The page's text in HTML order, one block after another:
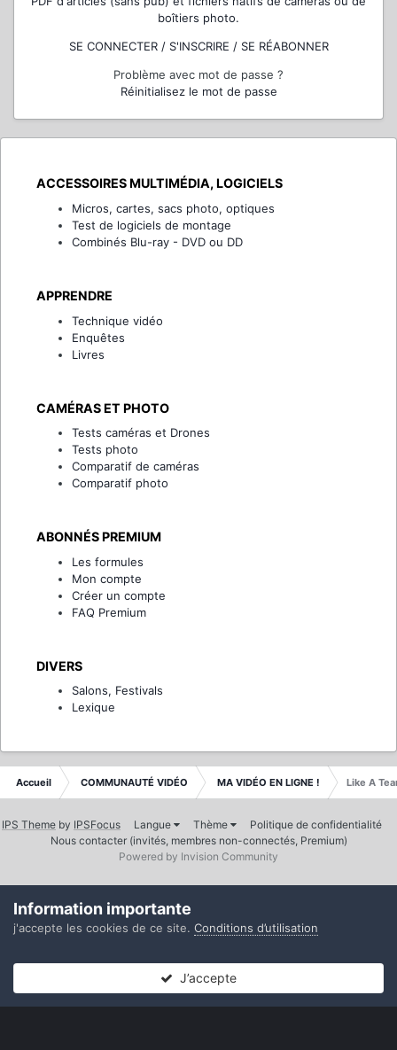
boîtiers photo.
SE CONNECTER / S'INSCRIRE / SE RÉABONNER
Problème avec mot de passe ?
Réinitialisez le mot de passe
ACCESSOIRES MULTIMÉDIA, LOGICIELS
Micros, cartes, sacs photo, optiques
Test de logiciels de montage
Combinés Blu-ray - DVD ou DD
APPRENDRE
Technique vidéo
Enquêtes
Livres
CAMÉRAS ET PHOTO
Tests caméras et Drones
Tests photo
Comparatif de caméras
Comparatif photo
ABONNÉS PREMIUM
Les formules
Mon compte
Créer un compte
FAQ Premium
DIVERS
Salons, Festivals
Lexique
Accueil COMMUNAUTÉ VIDÉO MA VIDÉO EN LIGNE ! Like A
IPS Theme by IPSFocus Langue Thème
Politique de confidentialité
Nous contacter (invités, membres non-connectés, Premium)
Powered by Invision Community
Information importante
j'accepte les cookies de ce site. Conditions d’utilisation
J’accepte